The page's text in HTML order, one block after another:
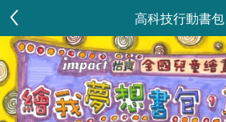
高科技行動書包